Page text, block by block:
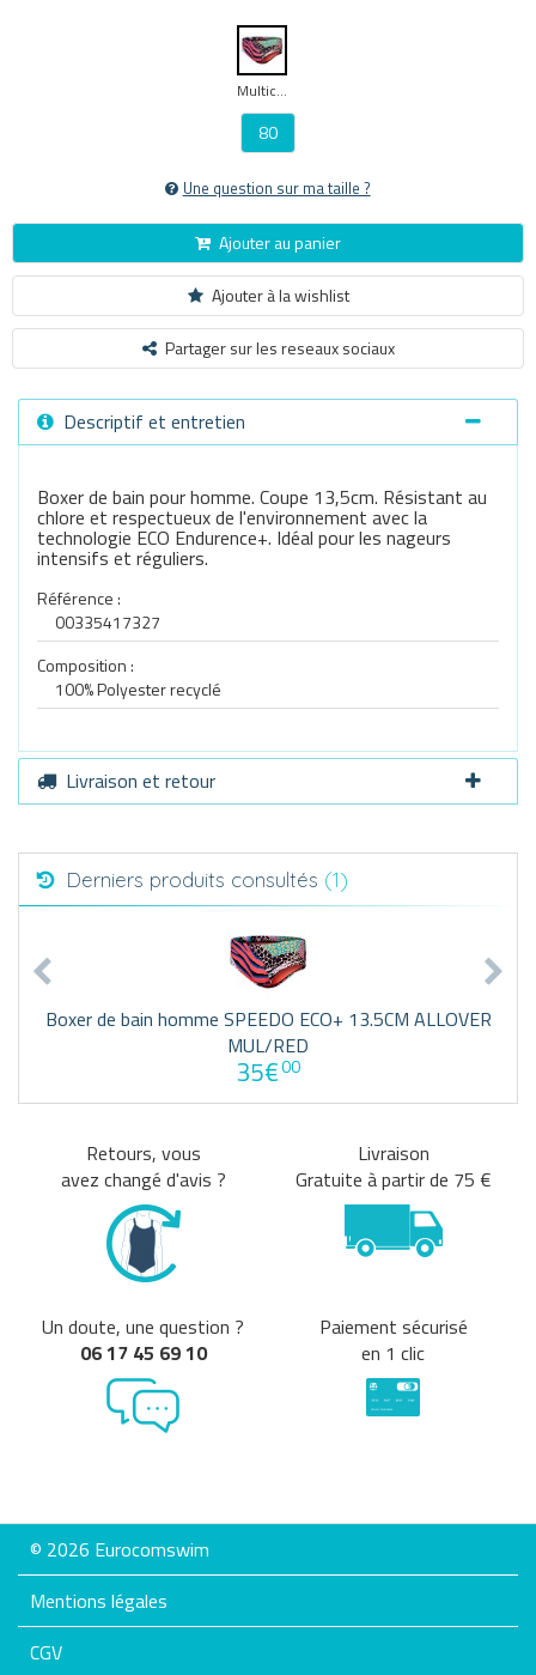
Multicouleur
80
Une question sur ma taille ?
Ajouter au panier
Ajouter à la wishlist
Partager sur les reseaux sociaux
Descriptif et entretien
Boxer de bain pour homme. Coupe 13,5cm. Résistant au
chlore et respectueux de l'environnement avec la
technologie ECO Endurence+. Idéal pour les nageurs
intensifs et réguliers.
Référence :
00335417327
Composition :
100% Polyester recyclé
Livraison et retour
Derniers produits consultés (1)
Boxer de bain homme SPEEDO ECO+ 13.5CM ALLOVER
MUL/RED
35€00
Retours, vous
avez changé d'avis ?
Livraison
Gratuite à partir de 75 €
Un doute, une question ?
06 17 45 69 10
Paiement sécurisé
en 1 clic
© 2026 Eurocomswim
Mentions légales
CGV